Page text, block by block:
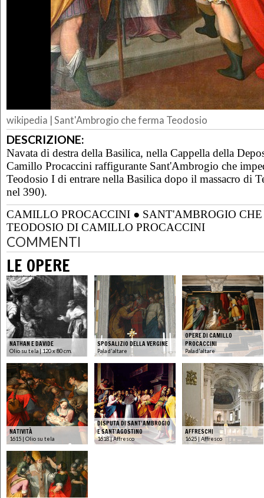
wikipedia | Sant'Ambrogio che ferma Teodosio
DESCRIZIONE:
Navata di destra della Basilica, nella Cappella della
Camillo Procaccini raffigurante Sant'Ambrogio che
Teodosio I di entrare nella Basilica dopo il massacro di
nel 390).
CAMILLO PROCACCINI ● SANT'AMBROGIO
TEODOSIO DI CAMILLO PROCACCINI
COMMENTI
LE OPERE
NATHAN E DAVIDE
Olio su tela | 120 x 80 cm.
SPOSALIZIO DELLA VERGINE
Pala d'altare
OPERE DI CAMILLO
PROCACCINI
Pala d'altare
NATIVITÀ
1615 | Olio su tela
DISPUTA DI SANT’AMBROGIO
E SANT’AGOSTINO
1618 | Affresco
AFFRESCHI
1625 | Affresco